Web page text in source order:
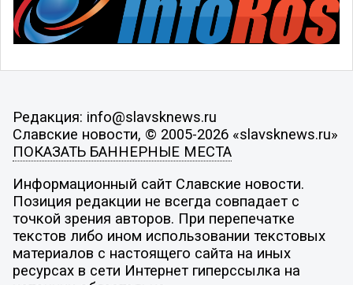
Редакция: info@slavsknews.ru
Славские новости, © 2005-2026 «slavsknews.ru»
ПОКАЗАТЬ БАННЕРНЫЕ МЕСТА
Информационный сайт Славские новости.
Позиция редакции не всегда совпадает с
точкой зрения авторов. При перепечатке
текстов либо ином использовании текстовых
материалов с настоящего сайта на иных
ресурсах в сети Интернет гиперссылка на